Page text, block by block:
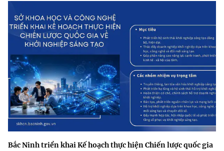
Bắc Ninh triển khai Kế hoạch thực hiện Chiến lược quốc gia